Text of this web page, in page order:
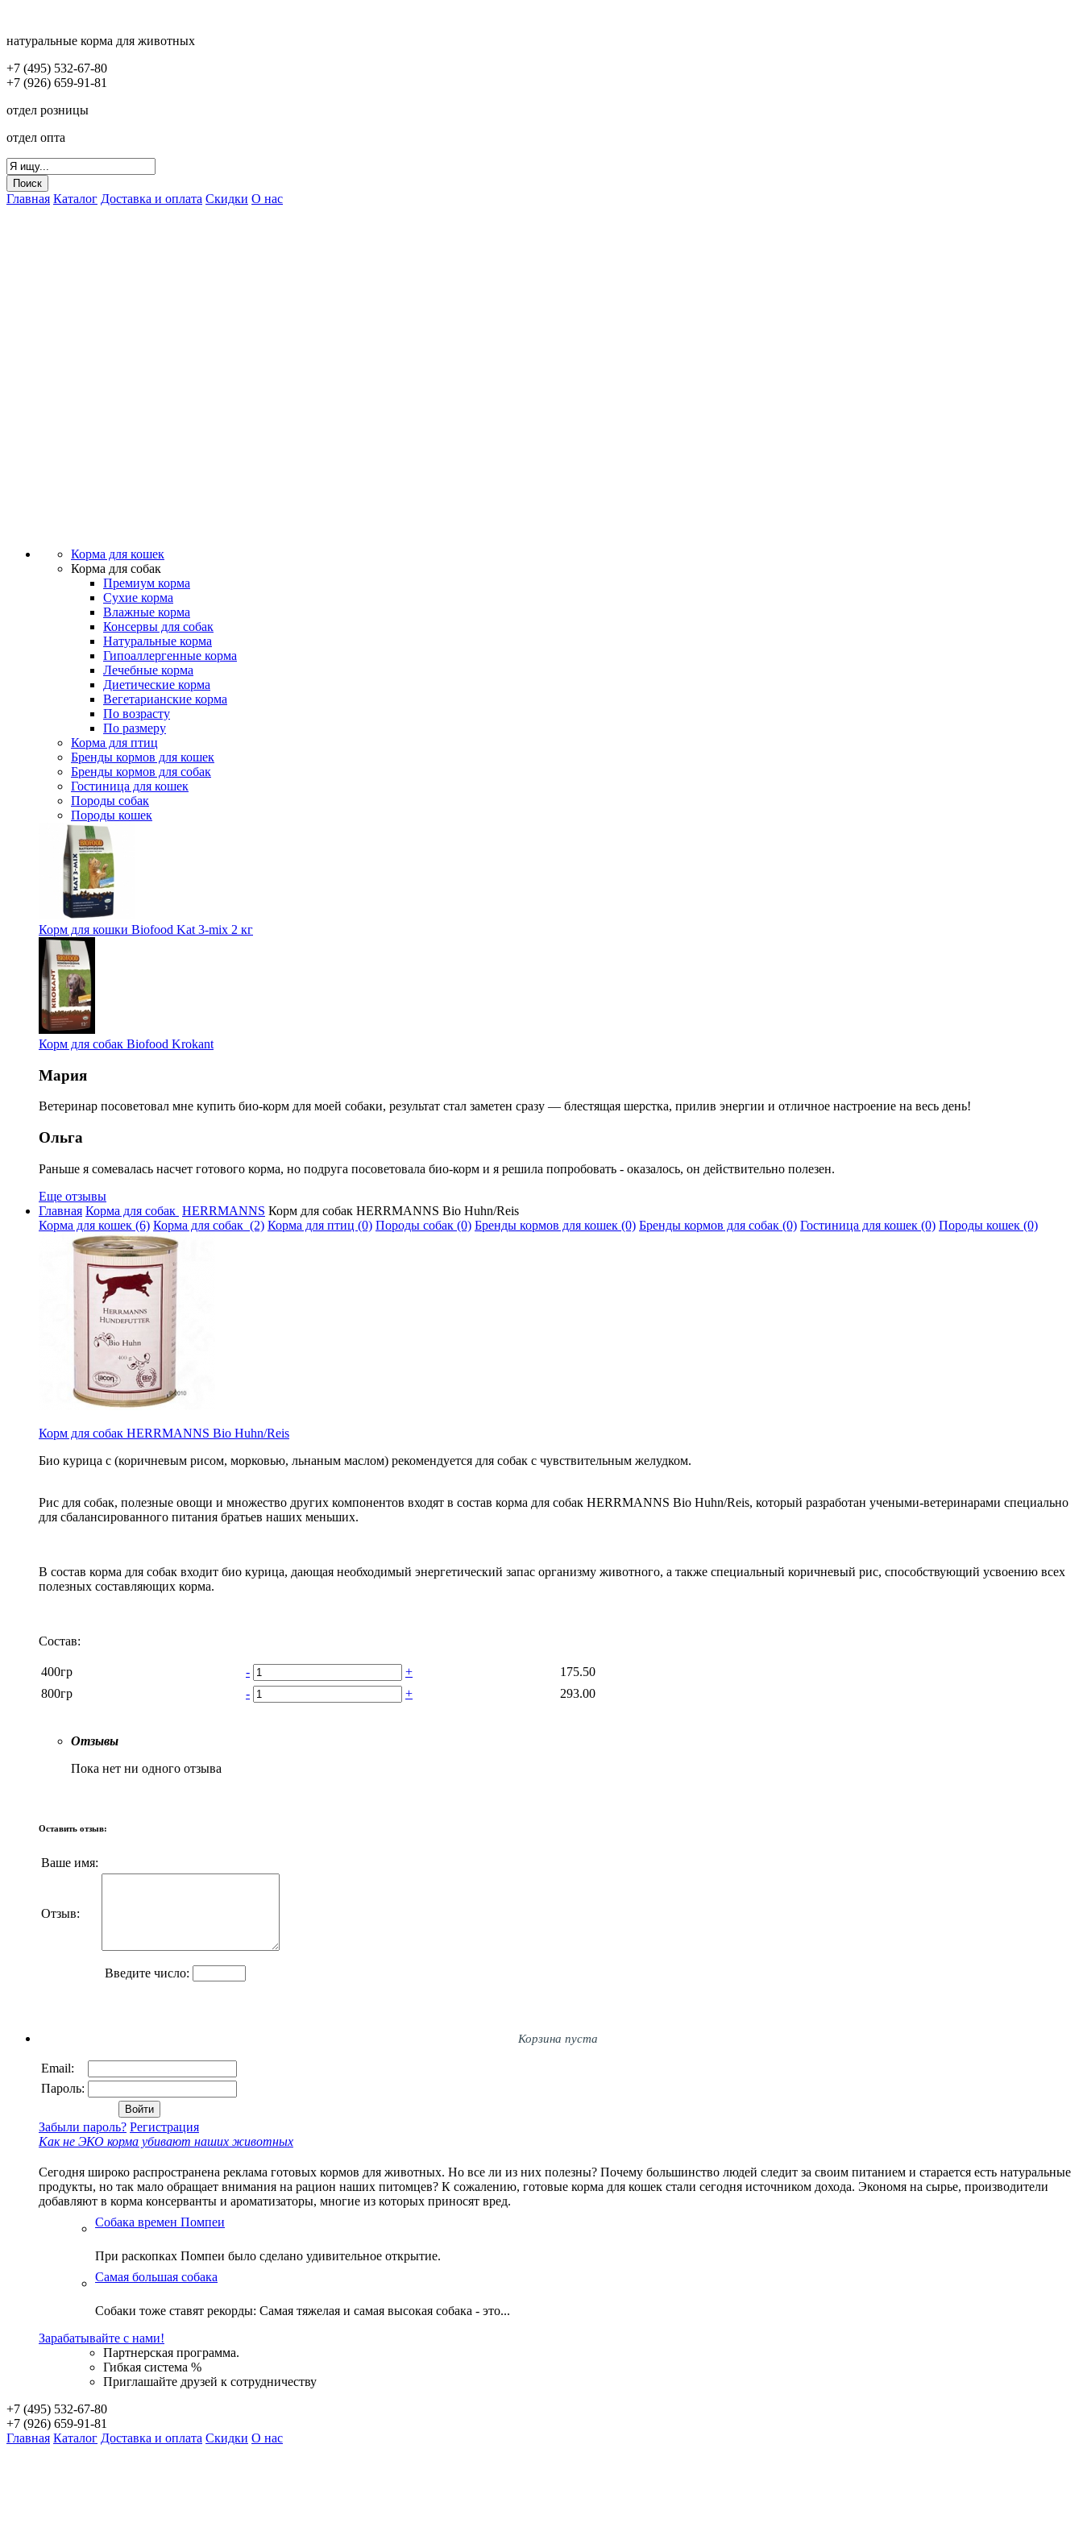
натуральные корма для животных
+7 (495) 532-67-80
+7 (926) 659-91-81
отдел розницы
отдел опта
Главная Каталог Доставка и оплата Скидки О нас
Корма для кошек
Корма для собак
Премиум корма
Сухие корма
Влажные корма
Консервы для собак
Натуральные корма
Гипоаллергенные корма
Лечебные корма
Диетические корма
Вегетарианские корма
По возрасту
По размеру
Корма для птиц
Бренды кормов для кошек
Бренды кормов для собак
Гостиница для кошек
Породы собак
Породы кошек
Корм для кошки Biofood Kat 3-mix 2 кг
Корм для собак Biofood Krokant
Мария
Ветеринар посоветовал мне купить био-корм для моей собаки, результат стал заметен сразу — блестящая шерстка, прилив энергии и отличное настроение на весь день!
Ольга
Раньше я сомевалась насчет готового корма, но подруга посоветовала био-корм и я решила попробовать - оказалось, он действительно полезен.
Еще отзывы
Главная Корма для собак HERRMANNS Корм для собак HERRMANNS Bio Huhn/Reis
Корма для кошек (6) Корма для собак (2) Корма для птиц (0) Породы собак (0) Бренды кормов для кошек (0) Бренды кормов для собак (0) Гостиница для кошек (0) Породы кошек (0)
Корм для собак HERRMANNS Bio Huhn/Reis
Био курица с (коричневым рисом, морковью, льнаным маслом) рекомендуется для собак с чувствительным желудком.
Рис для собак, полезные овощи и множество других компонентов входят в состав корма для собак HERRMANNS Bio Huhn/Reis, который разработан учеными-ветеринарами специально
для сбалансированного питания братьев наших меньших.
В состав корма для собак входит био курица, дающая необходимый энергетический запас организму животного, а также специальный коричневый рис, способствующий усвоению всех
полезных составляющих корма.
Состав:
400гр - +
175.50
800гр
- + 293.00
Отзывы
Пока нет ни одного отзыва
Оставить отзыв:
Ваше имя:
Отзыв:
Введите число:
Корзина пуста
Email:
Пароль:
Забыли пароль? Регистрация
Как не ЭКО корма убивают наших животных
Сегодня широко распространена реклама готовых кормов для животных. Но все ли из них полезны? Почему большинство людей следит за своим питанием и старается есть натуральные
продукты, но так мало обращает внимания на рацион наших питомцев? К сожалению, готовые корма для кошек стали сегодня источником дохода. Экономя на сырье, производители
добавляют в корма консерванты и ароматизаторы, многие из которых приносят вред.
Собака времен Помпеи
При раскопках Помпеи было сделано удивительное открытие.
Самая большая собака
Собаки тоже ставят рекорды: Самая тяжелая и самая высокая собака - это...
Зарабатывайте с нами!
Партнерская программа.
Гибкая система %
Приглашайте друзей к сотрудничеству
+7 (495) 532-67-80
+7 (926) 659-91-81
Главная Каталог Доставка и оплата Скидки О нас